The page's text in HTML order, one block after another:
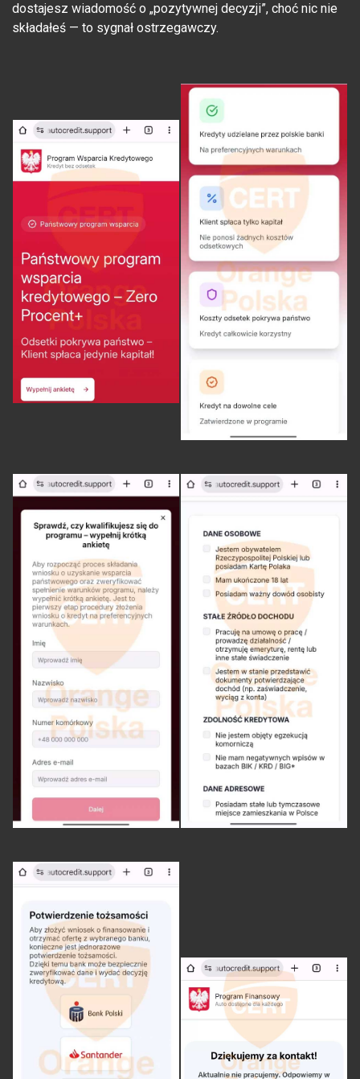
dostajesz wiadomość o „pozytywnej decyzji”, choć nic nie
składałeś — to sygnał ostrzegawczy.